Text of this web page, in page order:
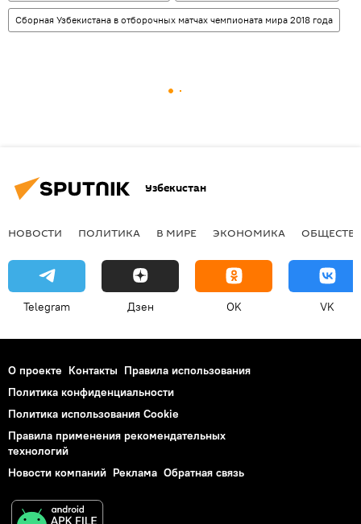
Сборная Узбекистана в отборочных матчах чемпионата мира 2018 года
Узбекистан
НОВОСТИ ПОЛИТИКА В МИРЕ ЭКОНОМИКА
Telegram Дзен OK VK
О проекте Контакты Правила использования
Политика конфиденциальности
Политика использования Cookie
Правила применения рекомендательных
технологий
Новости компаний Реклама Обратная связь